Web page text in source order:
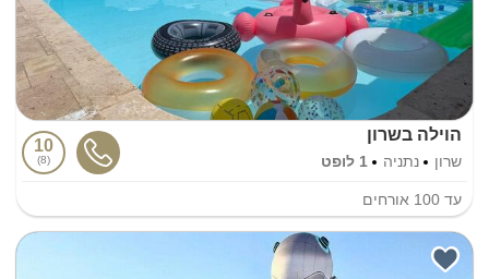
הוילה בשרון
שרון נתניה 1 לופט
10
8
עד 100 אורחים